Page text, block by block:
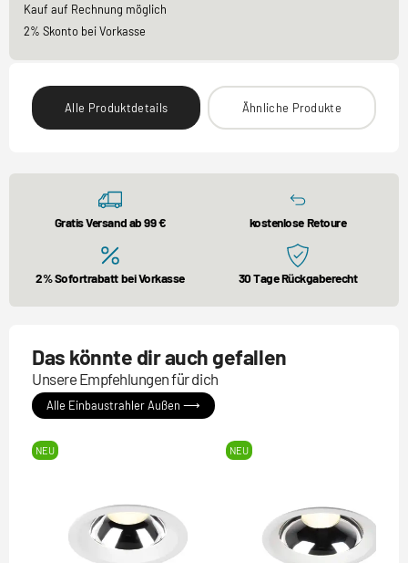
Kauf auf Rechnung möglich
2% Skonto bei Vorkasse
Alle Produktdetails Ähnliche Produkte
Gratis Versand ab 99 € kostenlose Retoure
2% Sofortrabatt bei Vorkasse 30 Tage Rückgaberecht
Das könnte dir auch gefallen
Unsere Empfehlungen für dich
Alle Einbaustrahler Außen ⟶
NEU NEU